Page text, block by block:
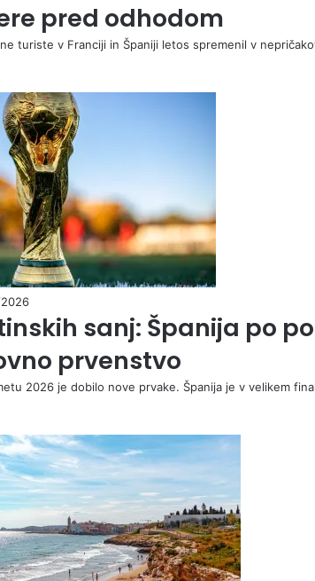
pred odhodom
turiste v Franciji in Španiji letos spremenil v
sanj: Španija po
prvenstvo
2026 je dobilo nove prvake. Španija je v velikem